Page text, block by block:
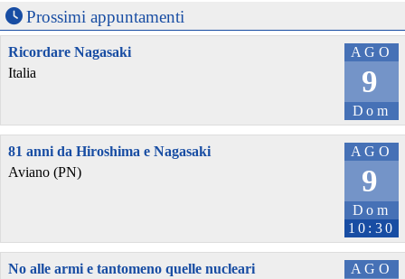
Prossimi appuntamenti
AGO
9
Dom
Ricordare Nagasaki
Italia
AGO
9
Dom
10:30
81 anni da Hiroshima e Nagasaki
Aviano (PN)
AGO
No alle armi e tantomeno quelle nucleari